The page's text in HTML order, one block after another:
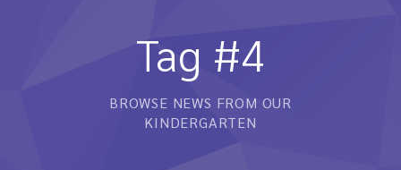
หลักสูตรและการสอน
ความประทับใจ
Tag #4
BROWSE NEWS FROM OUR
KINDERGARTEN